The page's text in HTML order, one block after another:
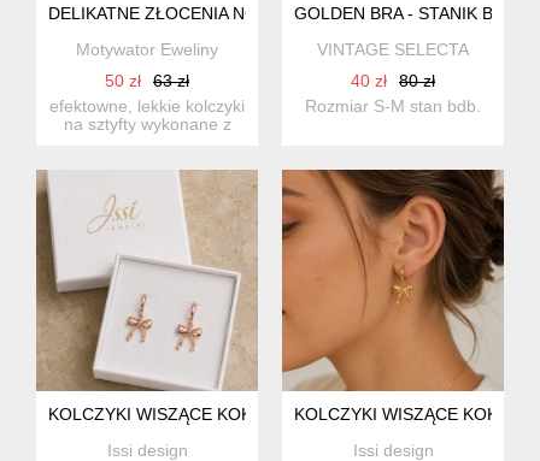
DELIKATNE ZŁOCENIA NO4
Motywator Eweliny
50 zł
63 zł
efektowne, lekkie kolczyki
na sztyfty wykonane z
GOLDEN BRA - STANIK BIKINI
VINTAGE SELECTA
40 zł
80 zł
Rozmiar S-M stan bdb.
KOLCZYKI WISZĄCE KOKARDY - RÓŻOWE ZŁOTO 18K
Issi design
KOLCZYKI WISZĄCE
Issi design